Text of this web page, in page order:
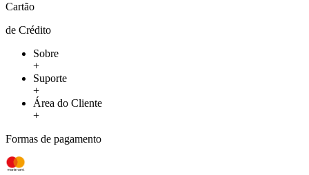
Cartão
de Crédito
Sobre
+
Suporte
+
Área do Cliente
+
Formas de pagamento